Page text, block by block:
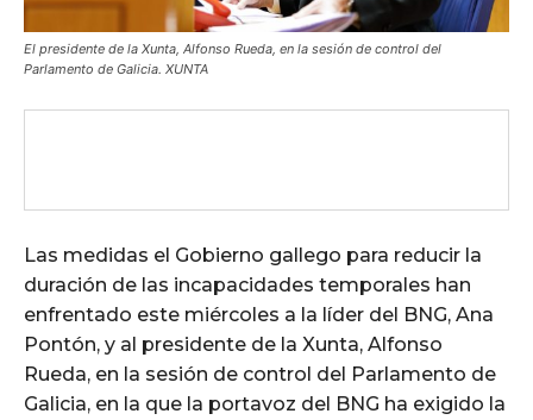
El presidente de la Xunta, Alfonso Rueda, en la sesión de control del
Parlamento de Galicia. XUNTA
Las medidas el Gobierno gallego para reducir la
duración de las incapacidades temporales han
enfrentado este miércoles a la líder del BNG, Ana
Pontón, y al presidente de la Xunta, Alfonso
Rueda, en la sesión de control del Parlamento de
Galicia, en la que la portavoz del BNG ha exigido la